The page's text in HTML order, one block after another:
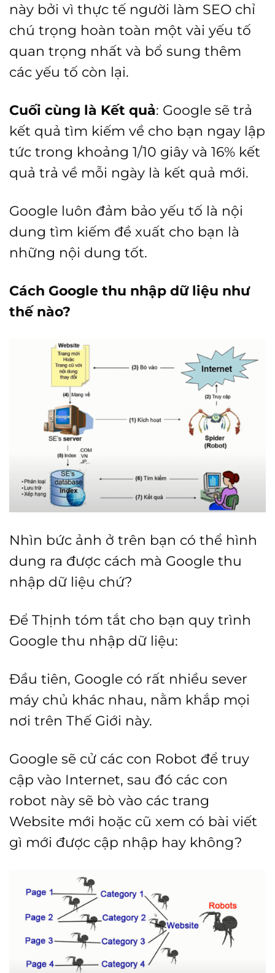
này bởi vì thực tế người làm SEO chỉ
chú trọng hoàn toàn một vài yếu tố
quan trọng nhất và bổ sung thêm
các yếu tố còn lại.
Cuối cùng là Kết quả: Google sẽ trả
kết quả tìm kiếm về cho bạn ngay lập
tức trong khoảng 1/10 giây và 16% kết
quả trả về mỗi ngày là kết quả mới.
Google luôn đảm bảo yếu tố là nội
dung tìm kiếm đề xuất cho bạn là
những nội dung tốt.
Cách Google thu nhập dữ liệu như
thế nào?
Nhìn bức ảnh ở trên bạn có thể hình
dung ra được cách mà Google thu
nhập dữ liệu chứ?
Để Thịnh tóm tắt cho bạn quy trình
Google thu nhập dữ liệu:
Đầu tiên, Google có rất nhiều sever
máy chủ khác nhau, nằm khắp mọi
nơi trên Thế Giới này.
Google sẽ cử các con Robot để truy
cập vào Internet, sau đó các con
robot này sẽ bò vào các trang
Website mới hoặc cũ xem có bài viết
gì mới được cập nhập hay không?